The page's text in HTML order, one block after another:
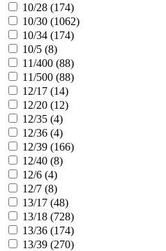
10/28 (174)
10/30 (1062)
10/34 (174)
10/5 (8)
11/400 (88)
11/500 (88)
12/17 (14)
12/20 (12)
12/35 (4)
12/36 (4)
12/39 (166)
12/40 (8)
12/6 (4)
12/7 (8)
13/17 (48)
13/18 (728)
13/36 (174)
13/39 (270)